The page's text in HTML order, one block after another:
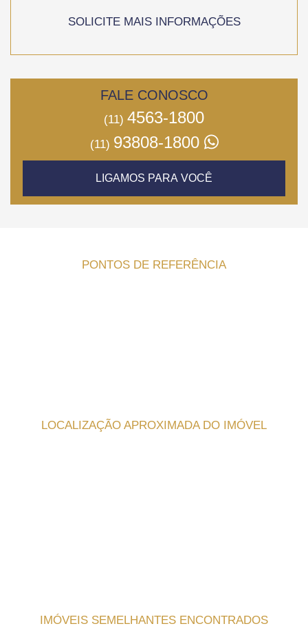
SOLICITE MAIS INFORMAÇÕES
FALE CONOSCO
(11) 4563-1800
(11) 93808-1800
LIGAMOS PARA VOCÊ
PONTOS DE REFERÊNCIA
LOCALIZAÇÃO APROXIMADA DO IMÓVEL
IMÓVEIS SEMELHANTES ENCONTRADOS